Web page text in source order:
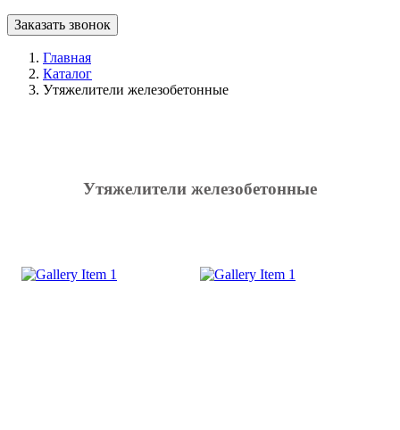
Заказать звонок
Главная
Каталог
Утяжелители железобетонные
Утяжелители железобетонные